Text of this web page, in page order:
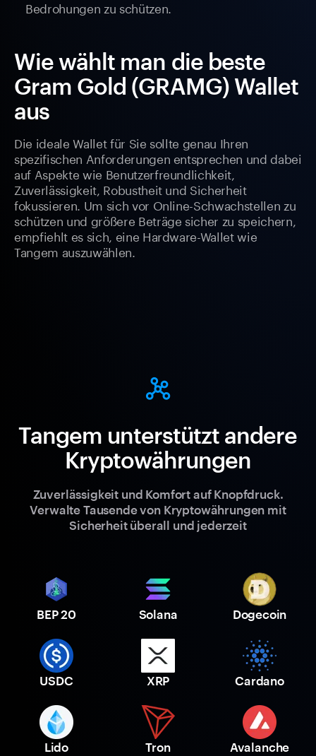
Bedrohungen zu schützen.
Wie wählt man die beste
Gram Gold (GRAMG) Wallet
aus
Die ideale Wallet für Sie sollte genau Ihren
spezifischen Anforderungen entsprechen und dabei
auf Aspekte wie Benutzerfreundlichkeit,
Zuverlässigkeit, Robustheit und Sicherheit
fokussieren. Um sich vor Online-Schwachstellen zu
schützen und größere Beträge sicher zu speichern,
empfiehlt es sich, eine Hardware-Wallet wie
Tangem auszuwählen.
Tangem unterstützt andere
Kryptowährungen
Zuverlässigkeit und Komfort auf Knopfdruck.
Verwalte Tausende von Kryptowährungen mit
Sicherheit überall und jederzeit
BEP 20 Solana Dogecoin
USDC XRP Cardano
Lido Tron Avalanche